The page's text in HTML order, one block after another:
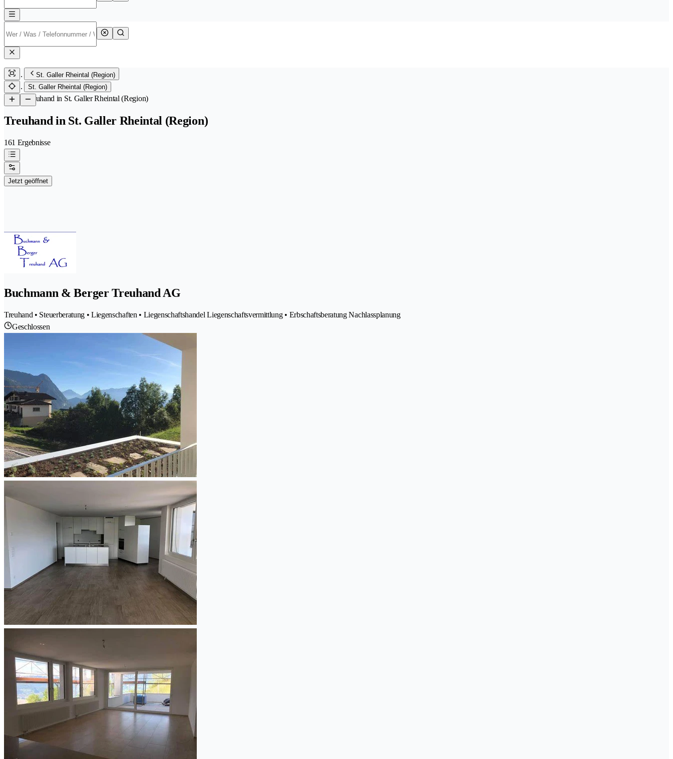
St. Galler Rheintal (Region)
St. Galler Rheintal (Region)
/Treuhand in St. Galler Rheintal (Region)
Treuhand in St. Galler Rheintal (Region)
161 Ergebnisse
Jetzt geöffnet
Buchmann & Berger Treuhand AG
Treuhand • Steuerberatung • Liegenschaften • Liegenschaftshandel Liegenschaftsvermittlung • Erbschaftsberatung Nachlassplanung
Geschlossen